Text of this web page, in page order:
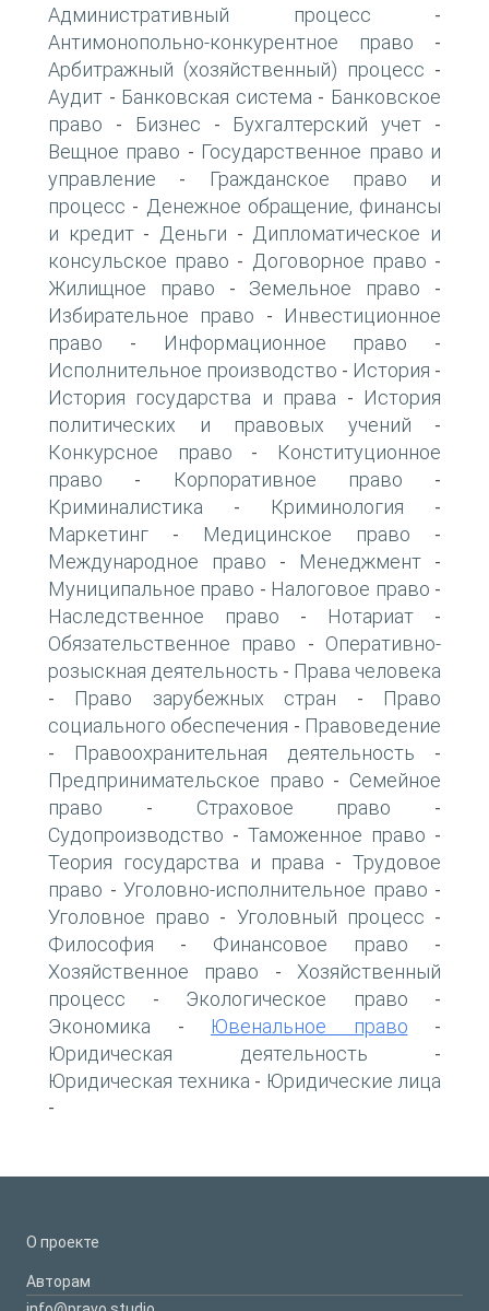
Административный процесс -
Антимонопольно-конкурентное право -
Арбитражный (хозяйственный) процесс -
Аудит - Банковская система - Банковское
право - Бизнес - Бухгалтерский учет -
Вещное право - Государственное право и
управление -
Гражданское право и
процесс - Денежное обращение, финансы
и кредит- Деньги - Дипломатическое и
консульское право - Договорное право -
Жилищное право - Земельное право -
Избирательное право -
Инвестиционное
право - Информационное право -
Исполнительное производство - История -
История государства и права -
История
политических и правовых учений -
Конкурсное право -
Конституционное
право - Корпоративное право -
Криминалистика - Криминология -
Маркетинг - Медицинское право -
Международное право - Менеджмент -
Муниципальное право - Налоговое право -
Наследственное право - Нотариат -
Обязательственное право - Оперативно-
розыскная деятельность - Права человека
- Право зарубежных стран -
Право
социального обеспечения - Правоведение
- Правоохранительная деятельность -
Предпринимательское право - Семейное
право - Страховое право -
Судопроизводство - Таможенное право -
Теория государства и права -Трудовое
право - Уголовно-исполнительное право -
Уголовное право - Уголовный процесс -
Философия - Финансовое право -
Хозяйственное право - Хозяйственный
процесс - Экологическое право -
Экономика - Ювенальное право -
Юридическая деятельность -
Юридическая техника - Юридические лица
-
О проекте
Авторам